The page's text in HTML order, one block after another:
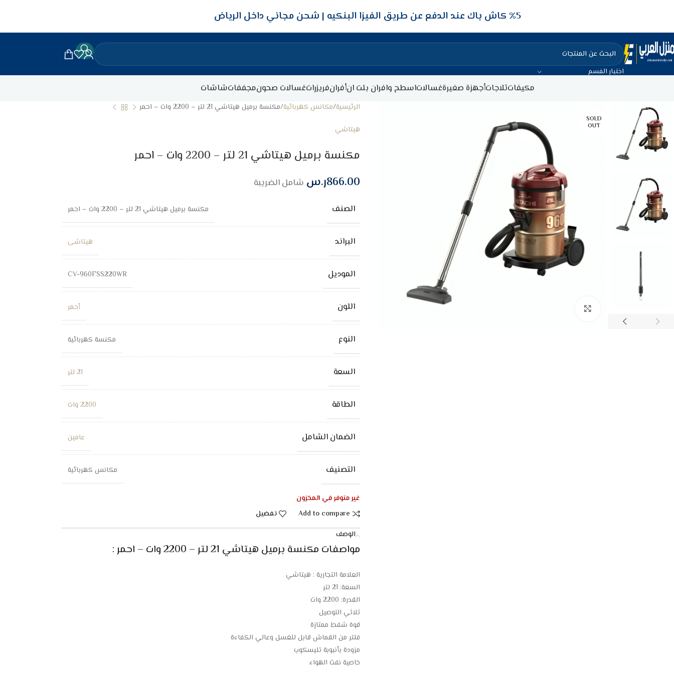
5‎% كاش باك عند الدفع عن طريق الفيزا البنكيه شحن مجاني داخل الرياض
اختيار القسم
مكيفاتثلاجاتأجهزة صغيرةغسالاتاسطح وافران بلت انأفرانفريزراتغسالات صحونمجففاتشاشات
SOLD
OUT
الرئيسية مكانس كهربائية مكنسة برميل هيتاشي 21 لتر – 2200 وات – احمر
هيتاشي
مكنسة برميل هيتاشي 21 لتر – 2200 وات – احمر
866.00ر.س شامل الضريبة
الصنف مكنسة برميل هيتاشي 21 لتر – 2200 وات – احمر
البراند هيتاشى
الموديل CV-960FSS220WR
اللون أحمر
النوع مكنسة كهربائية
السعة 21 لتر
الطاقة 2200 وات
الضمان الشامل عامين
التصنيف مكانس كهربائية
غير متوفر في المخزون
Add to compare
تفضيل
الوصف
مواصفات مكنسة برميل هيتاشي 21 لتر – 2200 وات – احمر :
العلامة التجارية : هيتاشي
السعة: 21 لتر
القدرة: 2200 وات
ثلاثي التوصيل
قوة شفط ممتازة
فلتر من القماش قابل للغسل وعالي الكفاءة
مزودة بأنبوبة تليسكوب
خاصية نفث الهواء